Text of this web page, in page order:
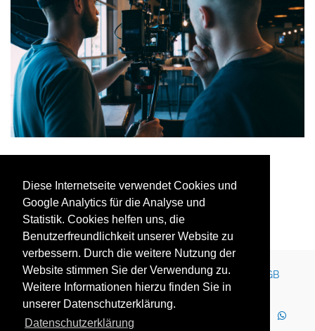
Diese Internetseite verwendet Cookies und
Google Analytics für die Analyse und
Statistik. Cookies helfen uns, die
Benutzerfreundlichkeit unserer Website zu
verbessern. Durch die weitere Nutzung der
Website stimmen Sie der Verwendung zu.
Weitere Informationen hierzu finden Sie in
unserer Datenschutzerklärung.
Datenschutzerklärung
Kontakt Impressum Newsletter Karriere
AGB
Datenschutz
Nutzungsbedingungen